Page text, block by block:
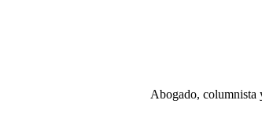
Abogado, columnista